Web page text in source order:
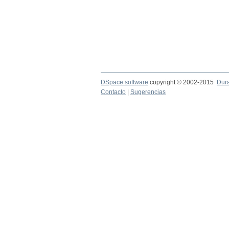
DSpace software copyright © 2002-2015
Contacto
Sugerencias